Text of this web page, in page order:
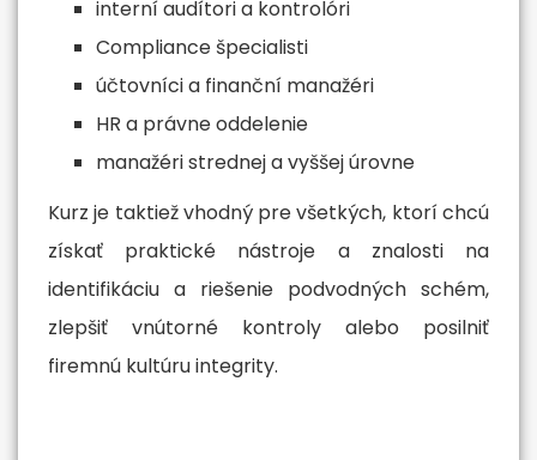
interní audítori a kontrolóri
Compliance špecialisti
účtovníci a finanční manažéri
HR a právne oddelenie
manažéri strednej a vyššej úrovne
Kurz je taktiež vhodný pre všetkých, ktorí chcú
získať praktické nástroje a znalosti na
identifikáciu a riešenie podvodných schém,
zlepšiť vnútorné kontroly alebo posilniť
firemnú kultúru integrity.